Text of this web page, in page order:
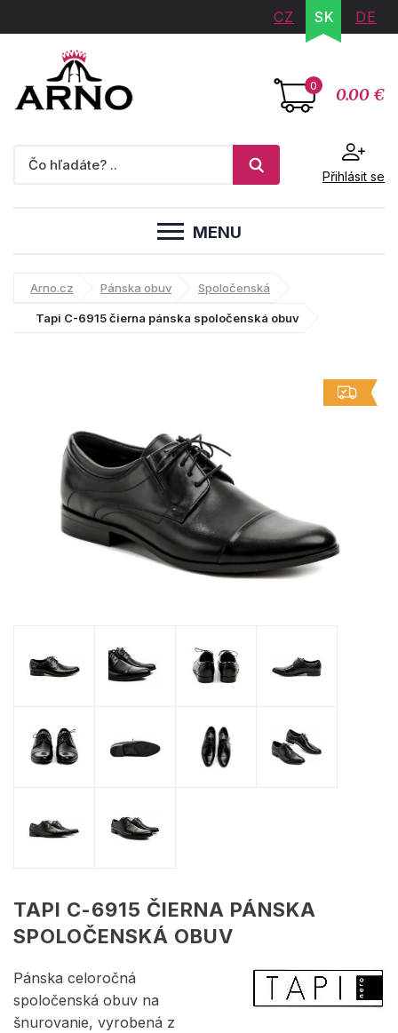
CZ SK DE
0 0.00 €
Přihlásit se
MENU
Arno.cz Pánska obuv Spoločenská
Tapi C-6915 čierna pánska spoločenská obuv
TAPI C-6915 ČIERNA PÁNSKA
SPOLOČENSKÁ OBUV
Pánska celoročná
spoločenská obuv na
šnurovanie, vyrobená z